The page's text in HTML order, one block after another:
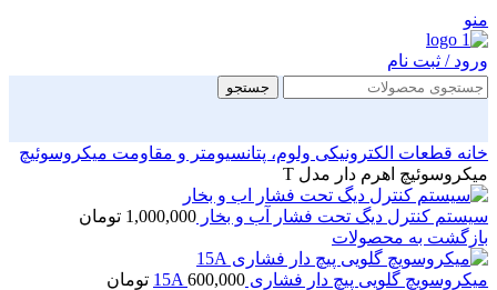
منو
ورود / ثبت نام
جستجو
خانه قطعات الکترونیکی ولوم، پتانسیومتر و مقاومت میکروسوئیچ
میکروسوئیچ اهرم دار مدل T
سیستم کنترل دیگ تحت فشار آب و بخار 1,000,000 تومان
بازگشت به محصولات
میکروسویچ گلویی پیچ دار فشاری 15A 600,000 تومان